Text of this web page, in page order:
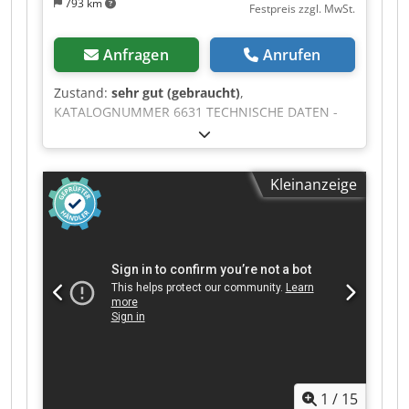
operators – easily accessible on our platform.
793 km
Festpreis zzgl. MwSt.
Anfragen Anrufen
Zustand: sehr gut (gebraucht),
KATALOGNUMMER 6631 TECHNISCHE DATEN -
Einfülltrichteröffnung: 285x305 mm - Motor: 7,35
kW - Anzahl der Messer: 3 Stück + 2
Gegenmesser - Messerabmessung: 300x75 mm -
Siebe (2 Typen): 10 mm, 8 mm -
Absaugstutzendurchmesser: 100 mm -
Abmessungen (L/B/H): 1070x900x1980 mm -
Produktion – Zusätzliches Sieb – Sehr guter
Zustand – Gebrauchter Holzhäcksler Nettopreis:
22.900 PLN Nettopreis: 5.450 EUR Codpfx Ajzr
Iukjlteha Nettopreis berechnet zum Kurs 4,2
Kleinanzeige
1 / 15